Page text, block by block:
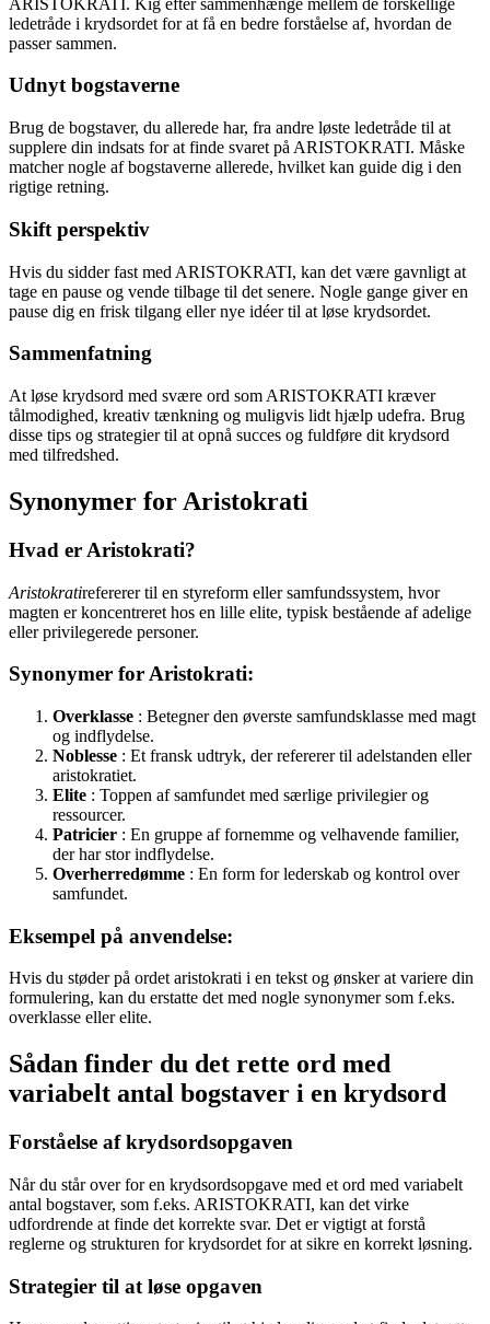
ledetråde i krydsordet for at få en bedre forståelse af, hvordan de
passer sammen.
Udnyt bogstaverne
Brug de bogstaver, du allerede har, fra andre løste ledetråde til at
supplere din indsats for at finde svaret på ARISTOKRATI. Måske
matcher nogle af bogstaverne allerede, hvilket kan guide dig i den
rigtige retning.
Skift perspektiv
Hvis du sidder fast med ARISTOKRATI, kan det være gavnligt at
tage en pause og vende tilbage til det senere. Nogle gange giver en
pause dig en frisk tilgang eller nye idéer til at løse krydsordet.
Sammenfatning
At løse krydsord med svære ord som ARISTOKRATI kræver
tålmodighed, kreativ tænkning og muligvis lidt hjælp udefra. Brug
disse tips og strategier til at opnå succes og fuldføre dit krydsord
med tilfredshed.
Synonymer for Aristokrati
Hvad er Aristokrati?
Aristokratirefererer til en styreform eller samfundssystem, hvor
magten er koncentreret hos en lille elite, typisk bestående af adelige
eller privilegerede personer.
Synonymer for Aristokrati:
Overklasse : Betegner den øverste samfundsklasse med magt
og indflydelse.
Noblesse : Et fransk udtryk, der refererer til adelstanden eller
aristokratiet.
Elite : Toppen af samfundet med særlige privilegier og
ressourcer.
Patricier : En gruppe af fornemme og velhavende familier,
der har stor indflydelse.
Overherredømme : En form for lederskab og kontrol over
samfundet.
Eksempel på anvendelse:
Hvis du støder på ordet aristokrati i en tekst og ønsker at variere din
formulering, kan du erstatte det med nogle synonymer som f.eks.
overklasse eller elite.
Sådan finder du det rette ord med
variabelt antal bogstaver i en krydsord
Forståelse af krydsordsopgaven
Når du står over for en krydsordsopgave med et ord med variabelt
antal bogstaver, som f.eks. ARISTOKRATI, kan det virke
udfordrende at finde det korrekte svar. Det er vigtigt at forstå
reglerne og strukturen for krydsordet for at sikre en korrekt løsning.
Strategier til at løse opgaven